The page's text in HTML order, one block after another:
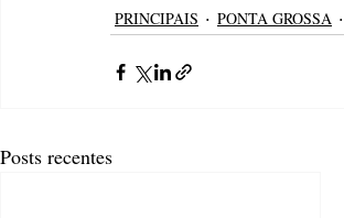
PRINCIPAIS
PONTA GROSSA
Posts recentes